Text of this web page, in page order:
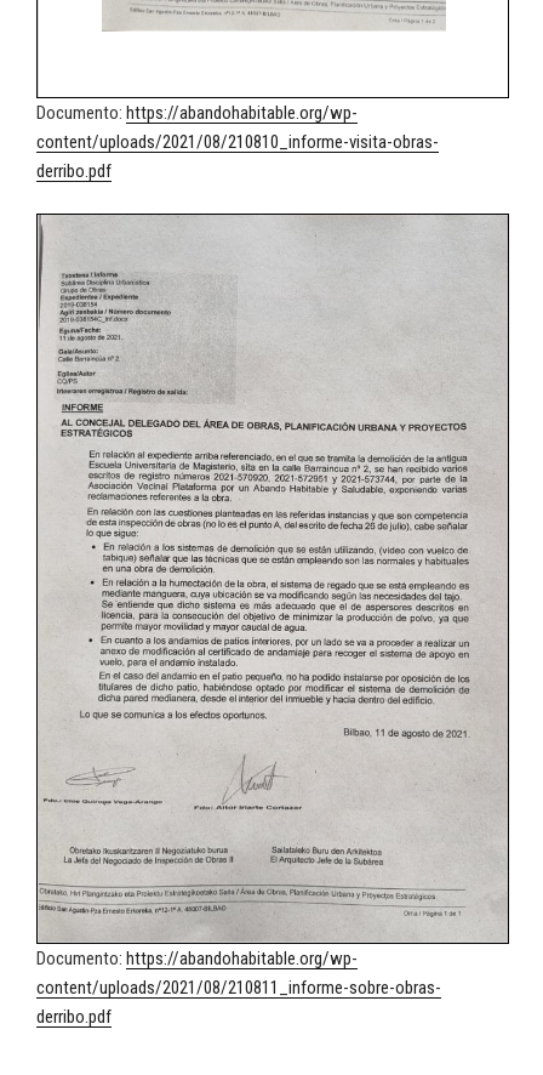
Documento: https://abandohabitable.org/wp-
content/uploads/2021/08/210810_informe-visita-obras-
derribo.pdf
Documento: https://abandohabitable.org/wp-
content/uploads/2021/08/210811_informe-sobre-obras-
derribo.pdf